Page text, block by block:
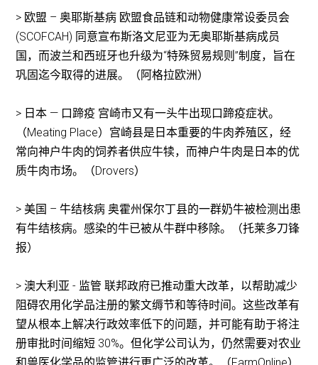
> 欧盟 – 奥耶斯基病 欧盟食品链和动物健康常设委员会
(SCOFCAH) 同意宣布斯洛文尼亚为无奥耶斯基病成员
国，而波兰和西班牙也升级为“特殊贸易规则”制度，旨在
巩固迄今取得的进展。（阿格拉欧洲）
> 日本 — 口蹄疫 宫崎市又有一头牛出现口蹄疫症状。
（Meating Place）宫崎县是日本重要的牛肉养殖区，经
常向神户牛肉的饲养者供应牛犊，而神户牛肉是日本的优
质牛肉市场。（Drovers）
> 美国 – 牛结核病 奥霍州保尔丁县的一群奶牛被检测出患
有牛结核病。感染的牛已被从牛群中移除。（托莱多刀锋
报）
> 澳大利亚 - 监管 联邦政府已推动重大改革，以帮助减少
阻碍农用化学品注册的繁文缛节和等待时间。这些改革有
望从根本上解决行政效率低下的问题，并可能有助于将注
册审批时间缩短 30%。但化学公司认为，仍然需要对农业